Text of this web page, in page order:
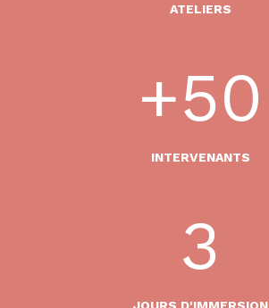
ATELIERS
+50
INTERVENANTS
3